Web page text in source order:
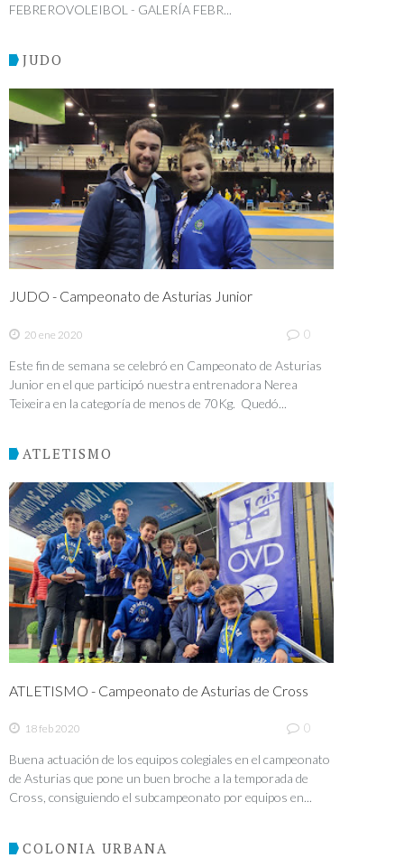
FEBREROVOLEIBOL - GALERÍA FEBR...
JUDO
JUDO - Campeonato de Asturias Junior
20 ene 2020 0
Este fin de semana se celebró en Campeonato de Asturias
Junior en el que participó nuestra entrenadora Nerea
Teixeira en la categoría de menos de 70Kg. Quedó...
ATLETISMO
ATLETISMO - Campeonato de Asturias de Cross
18 feb 2020 0
Buena actuación de los equipos colegiales en el campeonato
de Asturias que pone un buen broche a la temporada de
Cross, consiguiendo el subcampeonato por equipos en...
COLONIA URBANA